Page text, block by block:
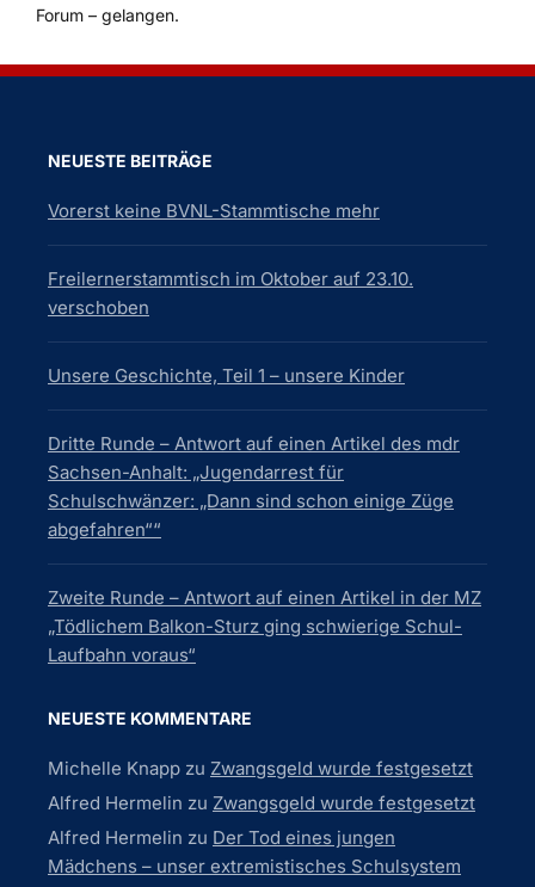
Forum – gelangen.
NEUESTE BEITRÄGE
Vorerst keine BVNL-Stammtische mehr
Freilernerstammtisch im Oktober auf 23.10.
verschoben
Unsere Geschichte, Teil 1 – unsere Kinder
Dritte Runde – Antwort auf einen Artikel des mdr
Sachsen-Anhalt: „Jugendarrest für
Schulschwänzer: „Dann sind schon einige Züge
abgefahren““
Zweite Runde – Antwort auf einen Artikel in der MZ
„Tödlichem Balkon-Sturz ging schwierige Schul-
Laufbahn voraus“
NEUESTE KOMMENTARE
Michelle Knapp zu Zwangsgeld wurde festgesetzt
Alfred Hermelin zu Zwangsgeld wurde festgesetzt
Alfred Hermelin zu Der Tod eines jungen
Mädchens – unser extremistisches Schulsystem